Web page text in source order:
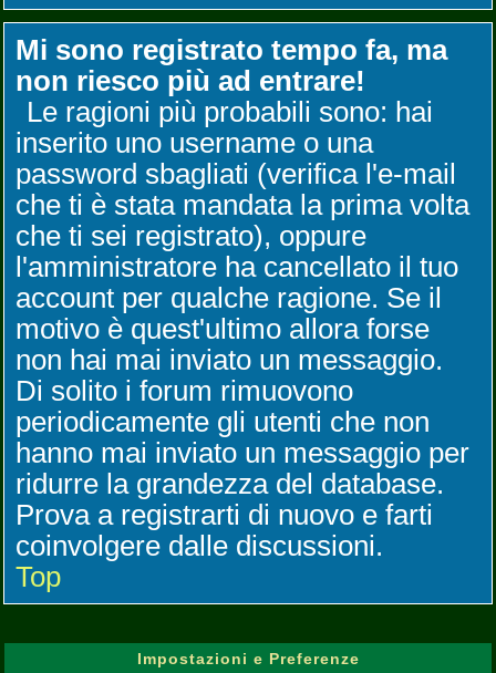
Mi sono registrato tempo fa, ma
non riesco più ad entrare!
Le ragioni più probabili sono: hai
inserito uno username o una
password sbagliati (verifica l'e-mail
che ti è stata mandata la prima volta
che ti sei registrato), oppure
l'amministratore ha cancellato il tuo
account per qualche ragione. Se il
motivo è quest'ultimo allora forse
non hai mai inviato un messaggio.
Di solito i forum rimuovono
periodicamente gli utenti che non
hanno mai inviato un messaggio per
ridurre la grandezza del database.
Prova a registrarti di nuovo e farti
coinvolgere dalle discussioni.
Top
Impostazioni e Preferenze